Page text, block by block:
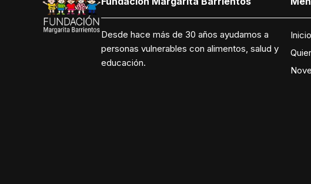
Desde hace más de 30 años ayudamos a
personas vulnerables con alimentos, salud y
educación.
Inicio